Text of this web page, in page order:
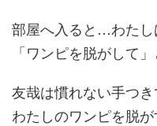
部屋へ入ると…わた
「ワンピを脱がして
友哉は慣れない手つ
わたしのワンピを脱が